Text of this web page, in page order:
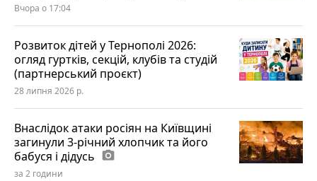
Вчора о 17:04
Розвиток дітей у Тернополі 2026:
огляд гуртків, секцій, клубів та студій
(партнерський проєкт)
28 липня 2026 р.
Внаслідок атаки росіян на Київщині
загинули 3-річний хлопчик та його
бабуся і дідусь photo_camera
за 2 години